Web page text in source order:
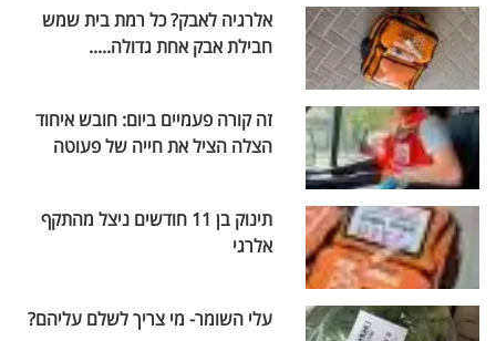
אלרגיה לאבק? כל רמת בית שמש
חבילת אבק אחת גדולה.....
זה קורה פעמיים ביום: חובש איחוד
הצלה הציל את חייה של פעוטה
תינוק בן 11 חודשים ניצל מהתקף
אלרגי
עלי השומר- מי צריך לשלם עליהם?